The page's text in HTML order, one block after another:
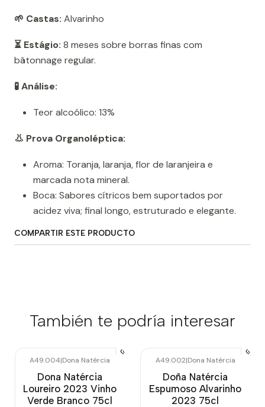
🌱 Castas: Alvarinho
⏳ Estágio: 8 meses sobre borras finas com
bâtonnage regular.
🧪 Análise:
Teor alcoólico: 13%
👃 Prova Organoléptica:
Aroma: Toranja, laranja, flor de laranjeira e
marcada nota mineral.
Boca: Sabores cítricos bem suportados por
acidez viva; final longo, estruturado e elegante.
COMPARTIR ESTE PRODUCTO
También te podría interesar
A49.004|Dona Natércia
Dona Natércia
Loureiro 2023 Vinho
Verde Branco 75cl
A49.002|Dona Natércia
Doña Natércia
Espumoso Alvarinho
2023 75cl